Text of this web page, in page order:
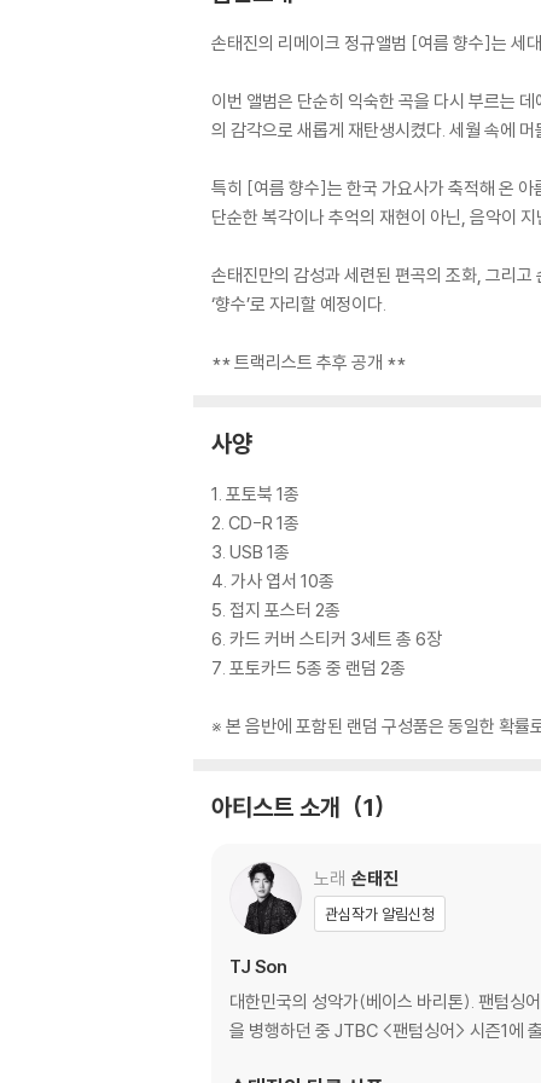
손태진의 리메이크 정규앨범 [여름 향수]는 세
이번 앨범은 단순히 익숙한 곡을 다시 부르는
의 감각으로 새롭게 재탄생시켰다. 세월 속에
특히 [여름 향수]는 한국 가요사가 축적해 온
단순한 복각이나 추억의 재현이 아닌, 음악이
손태진만의 감성과 세련된 편곡의 조화, 그리
‘향수’로 자리할 예정이다.
** 트랙리스트 추후 공개 **
사양
1. 포토북 1종
2. CD-R 1종
3. USB 1종
4. 가사 엽서 10종
5. 접지 포스터 2종
6. 카드 커버 스티커 3세트 총 6장
7. 포토카드 5종 중 랜덤 2종
※ 본 음반에 포함된 랜덤 구성품은 동일한 확률
아티스트 소개 1
노래 손태진
관심작가 알림신청
TJ Son
대한민국의 성악가(베이스 바리톤). 팬텀싱
을 병행하던 중 JTBC <팬텀싱어> 시즌1에